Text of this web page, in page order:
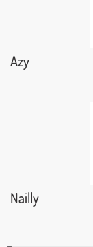
Azy
Nailly